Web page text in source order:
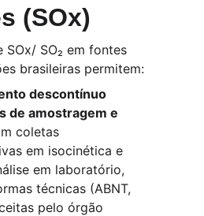
(SOx)
SOx/ SO₂ em fontes
brasileiras permitem:
descontínuo
de amostragem e
coletas
em isocinética e
em laboratório,
técnicas (ABNT,
pelo órgão